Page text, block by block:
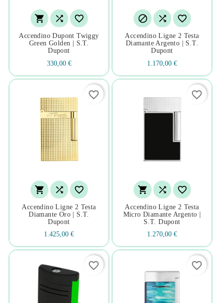
  
Accendino Dupont Twiggy
Green Golden | S.t.
Dupont
330,00 €
  
Accendino Ligne 2 Testa
Diamante Argento | S.t.
Dupont
1.170,00 €
  
Accendino Ligne 2 Testa
Diamante Oro | S.t.
Dupont
1.425,00 €
favorite_border
  
Accendino Ligne 2 Testa
Micro Diamante Argento |
S.t. Dupont
1.270,00 €
favorite_border
favorite_border favorite_border